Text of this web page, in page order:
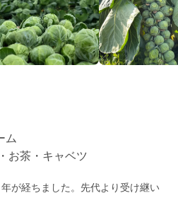
ム
お茶・キャベツ
が経ちました。先代より受け継い